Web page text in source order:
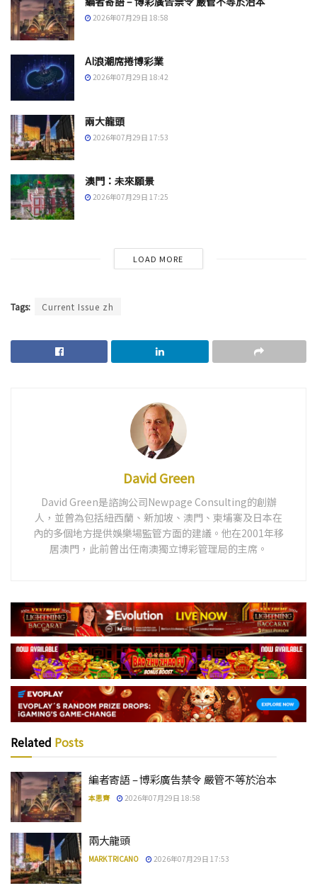
2026年07月29日 18:58
AI浪潮席捲博彩業
2026年07月29日 18:42
兩大龍頭
2026年07月29日 17:53
澳門：未來願景
2026年07月29日 17:25
LOAD MORE
Tags: Current Issue zh
David Green
David Green是諮詢公司Newpage Consulting的創辦
人，並曾為包括紐西蘭、新加坡、澳門、柬埔寨及日本在
內的多個地方提供娛樂場監管方面的建議。他在2001年移
居澳門，此前曾出任南澳獨立博彩管理局的主席。
Related Posts
編者寄語 – 博彩廣告禁令 嚴管不等於治本
本思齊 2026年07月29日 18:58
兩大龍頭
MARK TRICANO 2026年07月29日 17:53